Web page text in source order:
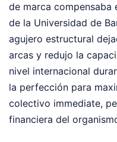
de marca compensaba
de la Universidad de
agujero estructural
arcas y redujo la
nivel internacional
la perfección para
colectivo immediate,
financiera del